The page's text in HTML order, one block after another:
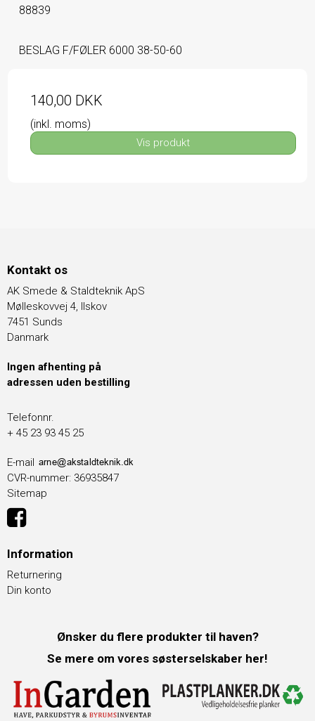
88839
BESLAG F/FØLER 6000 38-50-60
140,00 DKK
(inkl. moms)
Vis produkt
Kontakt os
AK Smede & Staldteknik ApS
Mølleskovvej 4, Ilskov
7451 Sunds
Danmark
Ingen afhenting på
adressen uden bestilling
Telefonnr.
+ 45 23 93 45 25
E-mail
CVR-nummer: 36935847
Sitemap
Information
Returnering
Din konto
Ønsker du flere produkter til haven?
Se mere om vores søsterselskaber her!